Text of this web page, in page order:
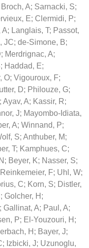
Broch, A; Sarnacki, S;
E; Clermidi, P;
A; Langlais, T; Passot,
JC; de-Simone, B;
; Merdrignac, A;
; Haddad, E;
O; Vigouroux, F;
D; Philouze, G;
; Ayav, A; Kassir, R;
J; Mayombo-Idiata,
A; Winnand, P;
S; Anthuber, M;
T; Kamphues, C;
; Beyer, K; Nasser, S;
Reinkemeier, F; Uhl, W;
C; Korn, S; Distler,
; Golcher, H ;
; Gallinat, A; Paul, A;
P; El-Youzouri, H ;
H ; Bayer, J;
; Izbicki, J; Uzunoglu,